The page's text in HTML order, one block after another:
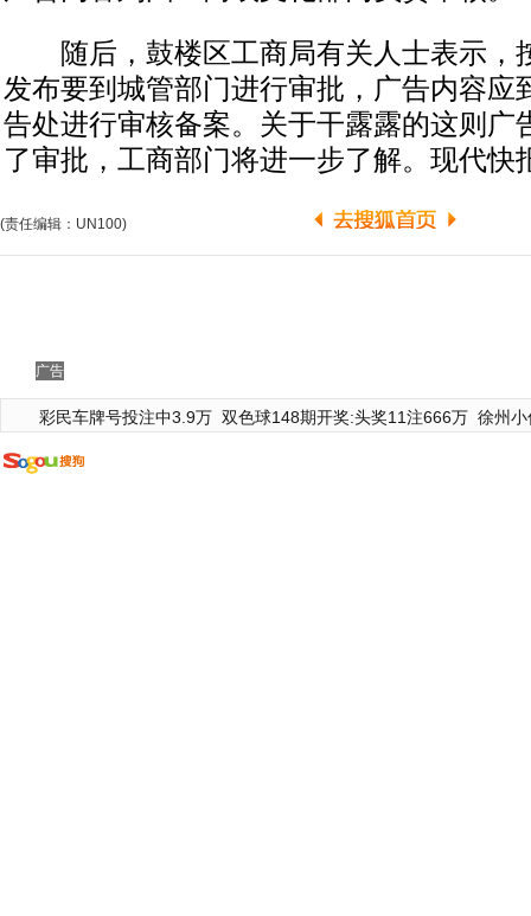
随后，鼓楼区工商局有关人士表示，
发布要到城管部门进行审批，广告内容应
告处进行审核备案。关于干露露的这则广
了审批，工商部门将进一步了解。现代快
(责任编辑：UN100)
广告
彩民车牌号投注中3.9万 双色球148期开奖:头奖11注666万 徐州